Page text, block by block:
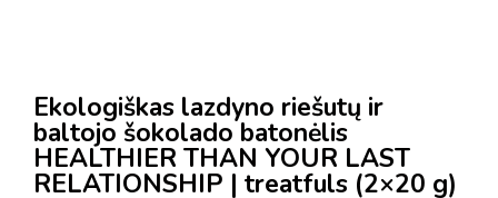
Ekologiškas lazdyno riešutų ir
baltojo šokolado batonėlis
HEALTHIER THAN YOUR LAST
RELATIONSHIP | treatfuls (2×20 g)